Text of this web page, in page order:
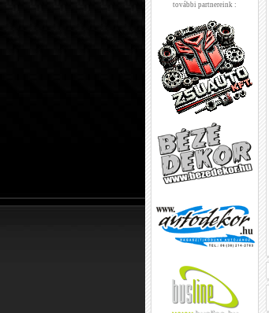
további partnereink :